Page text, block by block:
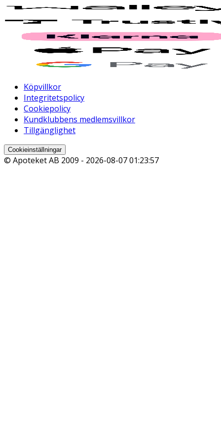
Köpvillkor
Integritetspolicy
Cookiepolicy
Kundklubbens medlemsvillkor
Tillgänglighet
Cookieinställningar
© Apoteket AB 2009 - 2026-08-07 01:23:57